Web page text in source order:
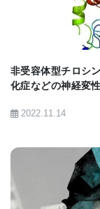
は次にALSお
マイクロバイ
よびFTD患者に
れる可能性が
参考文献: 「
非受容体型チロシ
化症などの神経変
2022.11.14